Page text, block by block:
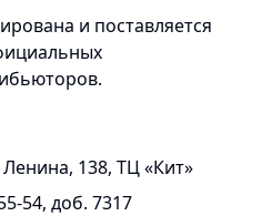
и поставляется
138, ТЦ «Кит»
54, доб. 7317